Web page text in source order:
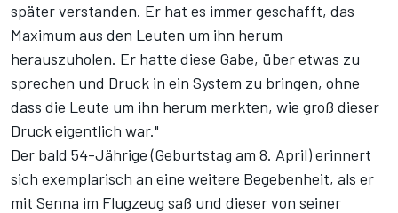
später verstanden. Er hat es immer geschafft, das
Maximum aus den Leuten um ihn herum
herauszuholen. Er hatte diese Gabe, über etwas zu
sprechen und Druck in ein System zu bringen, ohne
dass die Leute um ihn herum merkten, wie groß dieser
Druck eigentlich war."
Der bald 54-Jährige (Geburtstag am 8. April) erinnert
sich exemplarisch an eine weitere Begebenheit, als er
mit Senna im Flugzeug saß und dieser von seiner